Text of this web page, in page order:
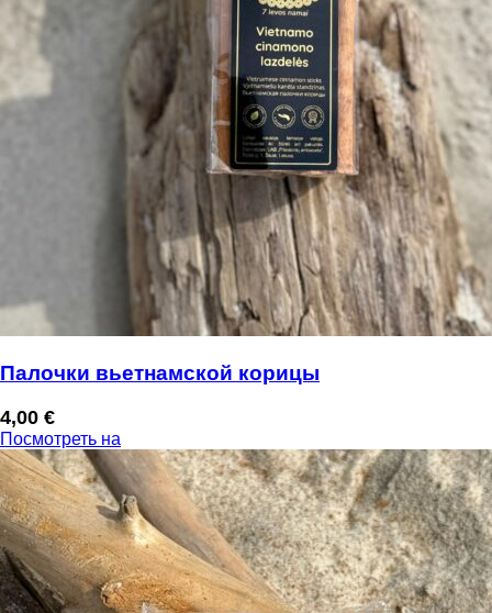
Палочки вьетнамской корицы
4,00 €
Посмотреть на